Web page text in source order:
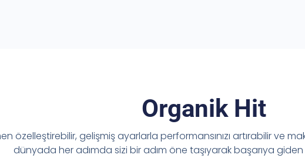
Organik Hit
özelleştirebilir, gelişmiş ayarlarla performansınızı artırabilir ve
dünyada her adımda sizi bir adım öne taşıyarak başarıya giden